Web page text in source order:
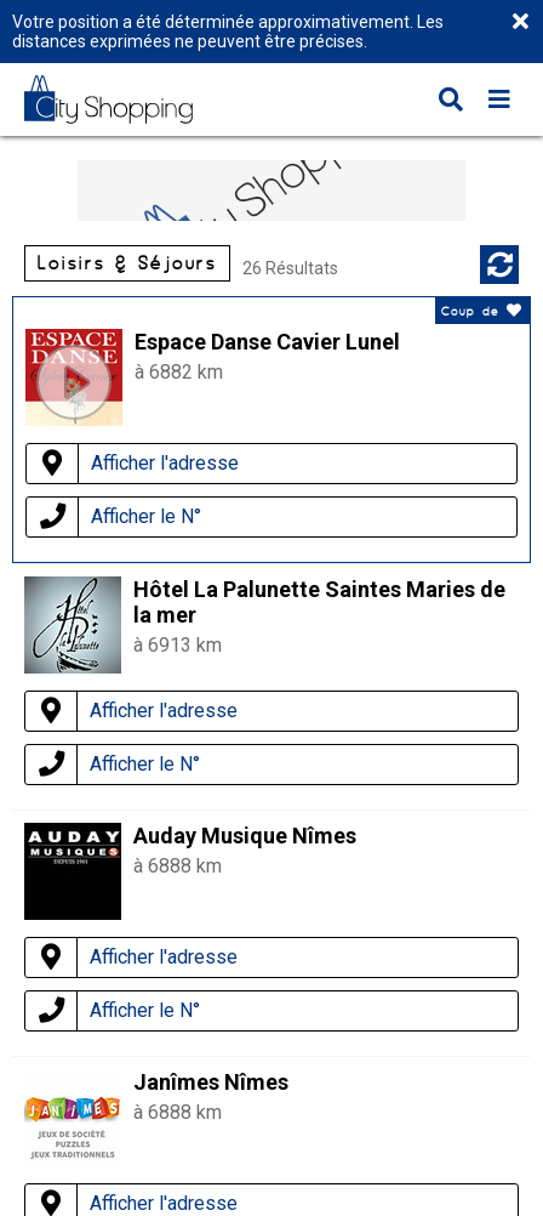
Votre position a été déterminée approximativement. Les
distances exprimées ne peuvent être précises.
Loisirs & Séjours 26 Résultats
Coup de
Espace Danse Cavier Lunel
à 6882 km
Afficher l'adresse
Afficher le N°
Hôtel La Palunette Saintes Maries de
la mer
à 6913 km
Afficher l'adresse
Afficher le N°
Auday Musique Nîmes
à 6888 km
Afficher l'adresse
Afficher le N°
Janîmes Nîmes
à 6888 km
Afficher l'adresse